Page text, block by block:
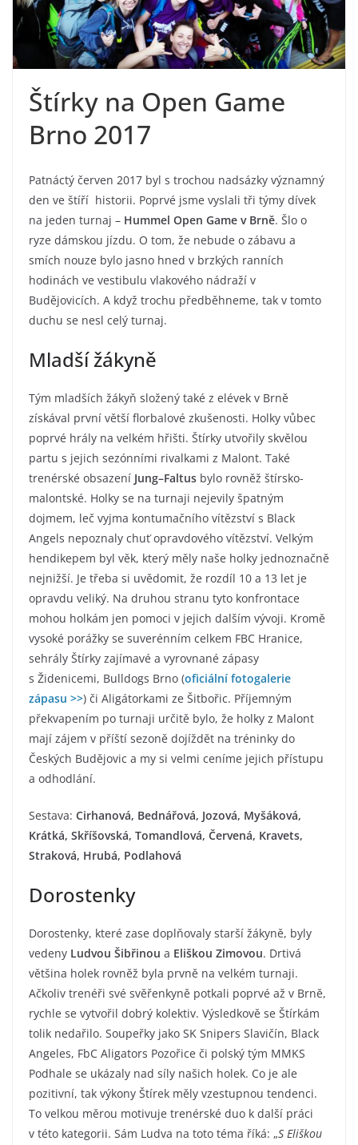
Štírky na Open Game
Brno 2017
Patnáctý červen 2017 byl s trochou nadsázky významný
den ve štíří historii. Poprvé jsme vyslali tři týmy dívek
na jeden turnaj – Hummel Open Game v Brně. Šlo o
ryze dámskou jízdu. O tom, že nebude o zábavu a
smích nouze bylo jasno hned v brzkých ranních
hodinách ve vestibulu vlakového nádraží v
Budějovicích. A když trochu předběhneme, tak v tomto
duchu se nesl celý turnaj.
Mladší žákyně
Tým mladších žákyň složený také z elévek v Brně
získával první větší florbalové zkušenosti. Holky vůbec
poprvé hrály na velkém hřišti. Štírky utvořily skvělou
partu s jejich sezónními rivalkami z Malont. Také
trenérské obsazení Jung–Faltus bylo rovněž štírsko-
malontské. Holky se na turnaji nejevily špatným
dojmem, leč vyjma kontumačního vítězství s Black
Angels nepoznaly chuť opravdového vítězství. Velkým
hendikepem byl věk, který měly naše holky jednoznačně
nejnižší. Je třeba si uvědomit, že rozdíl 10 a 13 let je
opravdu veliký. Na druhou stranu tyto konfrontace
mohou holkám jen pomoci v jejich dalším vývoji. Kromě
vysoké porážky se suverénním celkem FBC Hranice,
sehrály Štírky zajímavé a vyrovnané zápasy
s Židenicemi, Bulldogs Brno (oficiální fotogalerie
zápasu >>) či Aligátorkami ze Šitbořic. Příjemným
překvapením po turnaji určitě bylo, že holky z Malont
mají zájem v příští sezoně dojíždět na tréninky do
Českých Budějovic a my si velmi ceníme jejich přístupu
a odhodlání.
Sestava: Cirhanová, Bednářová, Jozová, Myšáková,
Krátká, Skříšovská, Tomandlová, Červená, Kravets,
Straková, Hrubá, Podlahová
Dorostenky
Dorostenky, které zase doplňovaly starší žákyně, byly
vedeny Ludvou Šibřinou a Eliškou Zimovou. Drtivá
většina holek rovněž byla prvně na velkém turnaji.
Ačkoliv trenéři své svěřenkyně potkali poprvé až v Brně,
rychle se vytvořil dobrý kolektiv. Výsledkově se Štírkám
tolik nedařilo. Soupeřky jako SK Snipers Slavičín, Black
Angeles, FbC Aligators Pozořice či polský tým MMKS
Podhale se ukázaly nad síly našich holek. Co je ale
pozitivní, tak výkony Štírek měly vzestupnou tendenci.
To velkou měrou motivuje trenérské duo k další práci
v této kategorii. Sám Ludva na toto téma říká: „S Eliškou